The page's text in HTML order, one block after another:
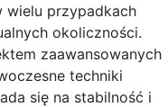
wielu przypadkach
okoliczności.
zaawansowanych
techniki
się na stabilność i